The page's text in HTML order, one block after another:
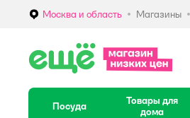
Выбор адреса доставки.
Москва и область Магазины
Посуда
Товары для
дома